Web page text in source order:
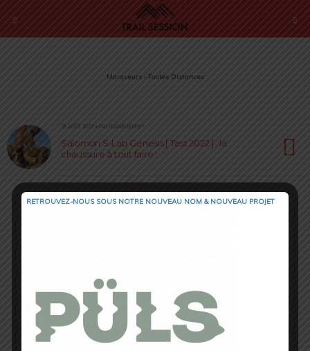
Marqueurs › Toutes Distances
26 AOÛT 2022 • PAR ROMAIN SEMPEY
Salomon S-Lab Genesis [ Test 2022 ] : la
chaussure à tout faire !
RETROUVEZ-NOUS SOUS NOTRE NOUVEAU NOM & NOUVEAU PROJET